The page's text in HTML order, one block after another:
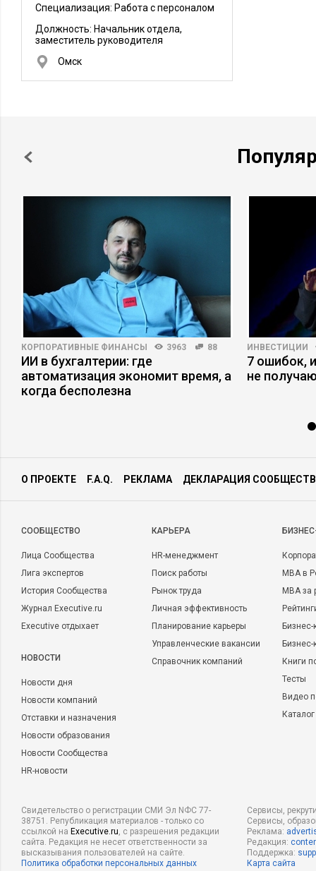
Специализация: Работа с персоналом
Должность: Начальник отдела,
заместитель руководителя
Омск
КОРПОРАТИВНЫЕ ФИНАНСЫ 3963 88
ИИ в бухгалтерии: где
автоматизация экономит время, а
когда бесполезна
ИНВЕСТИЦИИ
7 ошибок,
не
О ПРОЕКТЕ F.A.Q. РЕКЛАМА ДЕКЛАРАЦИЯ
CООБЩЕСТВО
Лица Сообщества
Лига экспертов
История Сообщества
Журнал Executive.ru
Executive отдыхает
НОВОСТИ
Новости дня
Новости компаний
Отставки и назначения
Новости образования
Новости Сообщества
HR-новости
КАРЬЕРА
HR-менеджмент
Поиск работы
Рынок труда
Личная эффективность
Планирование карьеры
Управленческие вакансии
Справочник компаний
MBA в
MBA
Бизнес-
Книги
Тесты
Видео
Свидетельство о регистрации СМИ Эл NФС 77-
38751. Републикация материалов - только со
ссылкой на Executive.ru, с разрешения редакции
сайта. Редакция не несет ответственности за
высказывания пользователей на сайте.
Политика обработки персональных данных
Сервисы,
Сервисы,
Реклама:
Редакция:
Поддержка:
Карта сайта